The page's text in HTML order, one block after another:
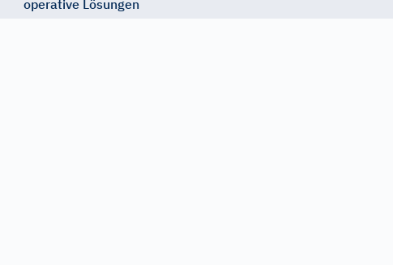
operative Lösungen